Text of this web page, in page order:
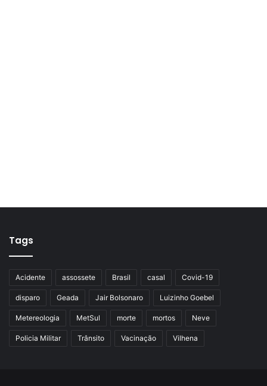
Tags
Acidente assossete Brasil casal Covid-19
disparo Geada Jair Bolsonaro Luizinho Goebel
Metereologia MetSul morte mortos Neve
Policia Militar Trânsito Vacinação Vilhena